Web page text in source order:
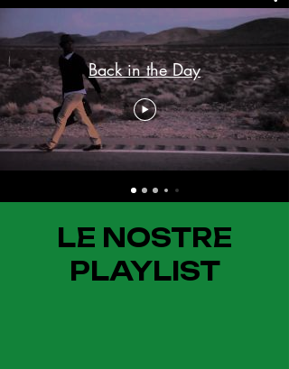
Back in the Day
LE NOSTRE
PLAYLIST